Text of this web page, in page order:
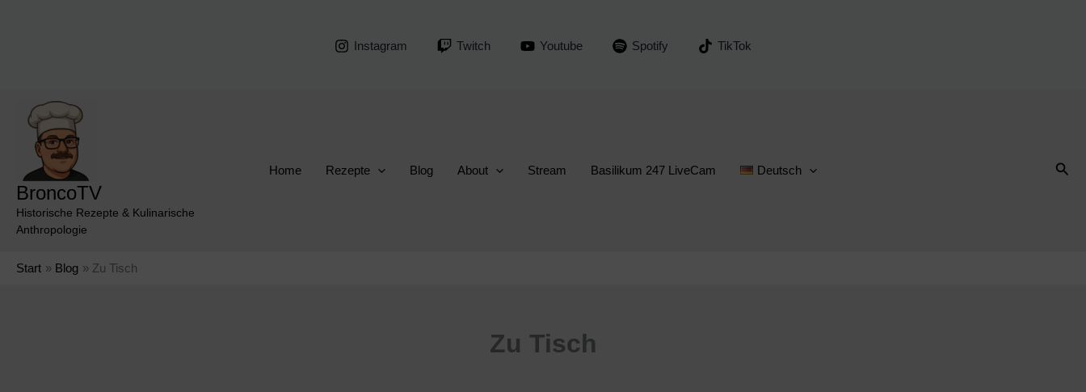
Instagram Twitch Youtube Spotify TikTok
BroncoTV
Historische Rezepte & Kulinarische
Anthropologie
Home Rezepte Blog About Stream Basilikum 247 LiveCam Deutsch
Start Blog Zu Tisch
Zu Tisch